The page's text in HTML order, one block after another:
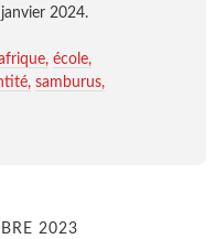
2024.
école
samburus
2023